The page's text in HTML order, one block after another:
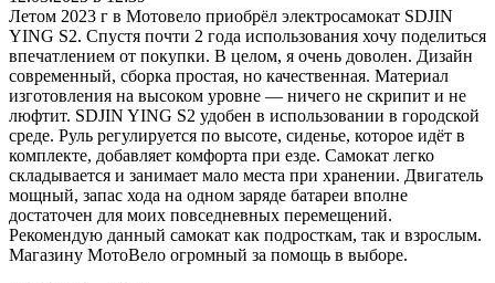
Летом 2023 г в Мотовело приобрёл электросамокат SDJIN
YING S2. Спустя почти 2 года использования хочу поделиться
впечатлением от покупки. В целом, я очень доволен. Дизайн
современный, сборка простая, но качественная. Материал
изготовления на высоком уровне — ничего не скрипит и не
люфтит. SDJIN YING S2 удобен в использовании в городской
среде. Руль регулируется по высоте, сиденье, которое идёт в
комплекте, добавляет комфорта при езде. Самокат легко
складывается и занимает мало места при хранении. Двигатель
мощный, запас хода на одном заряде батареи вполне
достаточен для моих повседневных перемещений.
Рекомендую данный самокат как подросткам, так и взрослым.
Магазину МотоВело огромный за помощь в выборе.